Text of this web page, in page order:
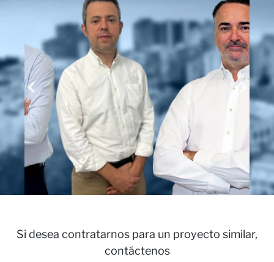
Si desea contratarnos para un proyecto similar,
contáctenos